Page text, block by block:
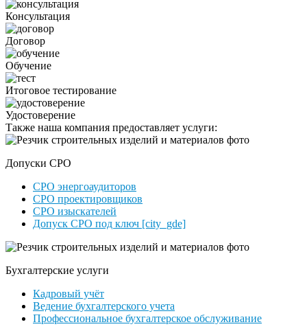
Консультация
Договор
Обучение
Итоговое тестирование
Удостоверение
Также наша компания предоставляет услуги:
Допуски СРО
СРО энергоаудиторов
СРО проектировщиков
СРО изыскателей
Допуск СРО под ключ [city_gde]
Бухгалтерские услуги
Кадровый учёт
Ведение бухгалтерского учета
Профессиональное бухгалтерское обслуживание